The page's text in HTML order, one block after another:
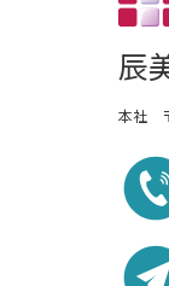
辰
本社